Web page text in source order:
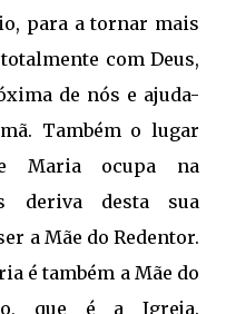
para a tornar mais
com Deus,
de nós e ajuda-
Também o lugar
Maria ocupa na
deriva desta sua
a Mãe do Redentor.
é também a Mãe do
que é a Igreja.